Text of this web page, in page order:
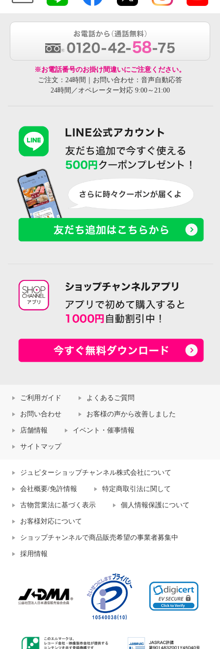
※お電話番号のお掛け間違いにご注意ください。
ご注文：24時間｜お問い合わせ：音声自動応答
24時間／オペレーター対応 9:00～21:00
ご利用ガイド よくあるご質問
お問い合わせ お客様の声から改善しました
店舗情報 イベント・催事情報
サイトマップ
ジュピターショップチャンネル株式会社について
会社概要/免許情報 特定商取引法に関して
古物営業法に基づく表示 個人情報保護について
お客様対応について
ショップチャンネルで商品販売希望の事業者募集中
採用情報